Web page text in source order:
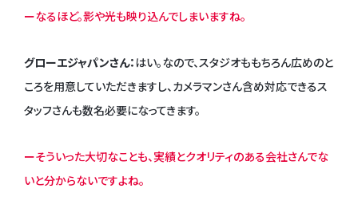
ーなるほど。影や光も映り込んでしまいますね。
グローエジャパンさん：はい。なので、スタジオももちろん広めのと
ころを用意していただきますし、カメラマンさん含め対応できるス
タッフさんも数名必要になってきます。
ーそういった大切なことも、実績とクオリティのある会社さんでな
いと分からないですよね。